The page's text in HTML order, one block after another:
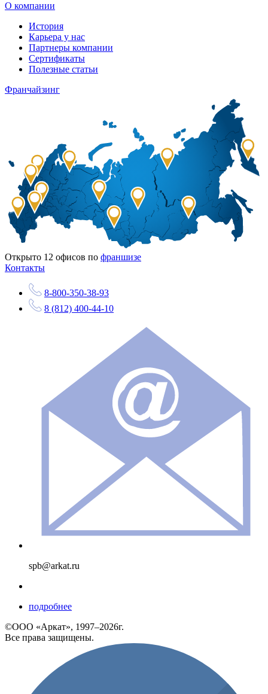
О компании
История
Карьера у нас
Партнеры компании
Сертификаты
Полезные статьи
Франчайзинг
Открыто 12 офисов по франшизе
Контакты
8-800-350-38-93
8 (812) 400-44-10
spb@arkat.ru
подробнее
©ООО «Аркат», 1997–2026г.
Все права защищены.